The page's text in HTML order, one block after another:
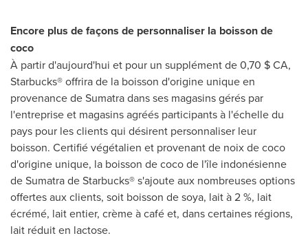
Encore plus de façons de personnaliser la boisson de
coco
À partir d'aujourd'hui et pour un supplément de 0,70 $ CA,
Starbucks® offrira de la boisson d'origine unique en
provenance deSumatradans ses magasins gérés par
l'entreprise et magasins agréés participants à l'échelle du
pays pour les clients qui désirent personnaliser leur
boisson. Certifié végétalien et provenant de noix de coco
d'origine unique, la boisson de coco de l'île indonésienne
deSumatrade Starbucks® s'ajoute aux nombreuses options
offertes aux clients, soit boisson de soya, lait à 2 %, lait
écrémé, lait entier, crème à café et, dans certaines régions,
lait réduit en lactose.